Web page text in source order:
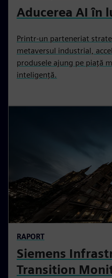
Aducerea AI în
Printr-un parteneriat
metaversul industrial,
produsele ajung pe piață
inteligență.
RAPORT
Siemens
Transition